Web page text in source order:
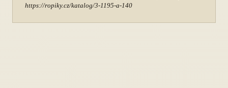
https://ropiky.cz/katalog/3-1195-a-140